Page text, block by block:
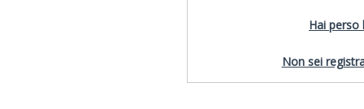
Hai perso
Non sei